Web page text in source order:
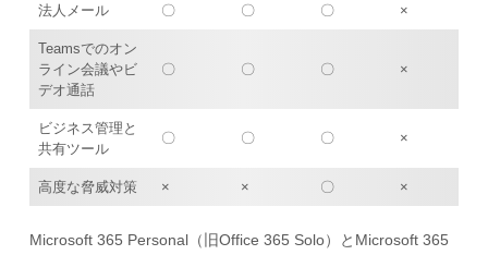
法人メール 〇 〇 〇 ×
Teamsでのオン
ライン会議やビ
デオ通話
〇 〇 〇 ×
ビジネス管理と
共有ツール
〇 〇 〇 ×
高度な脅威対策 × × 〇 ×
Microsoft 365 Personal（旧Office 365 Solo）とMicrosoft 365